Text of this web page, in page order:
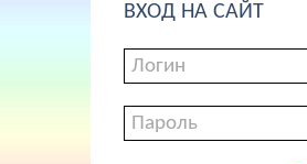
ВХОД НА САЙТ